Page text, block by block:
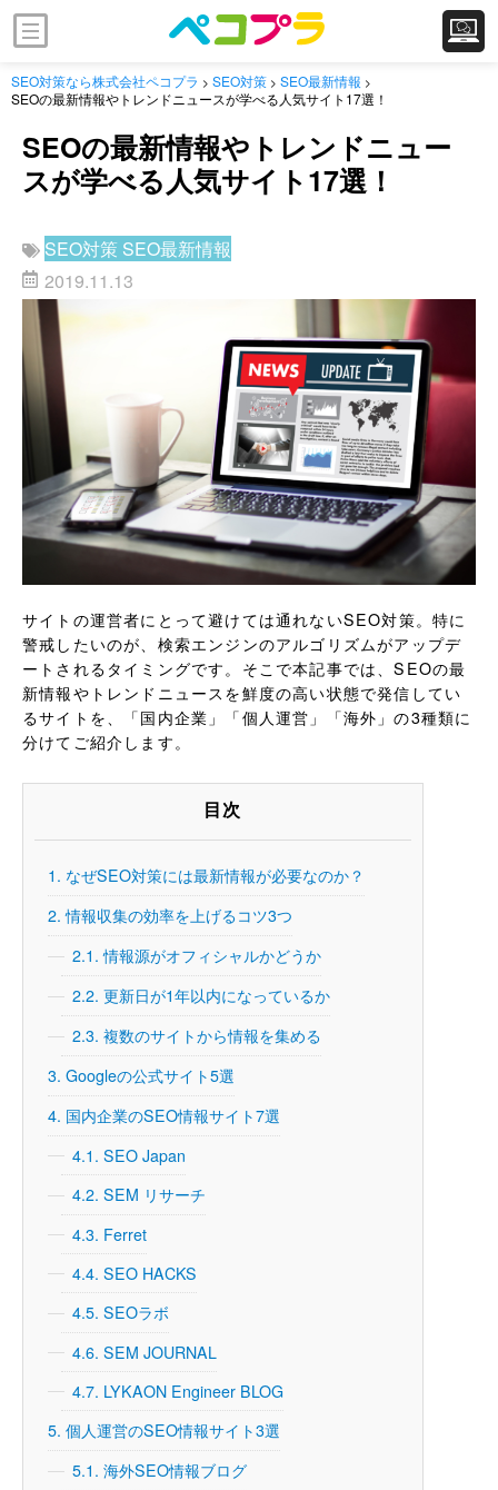
SEO対策なら株式会社ペコプラ > SEO対策 > SEO最新情報 >
SEOの最新情報やトレンドニュースが学べる人気サイト17選！
SEOの最新情報やトレンドニュー
スが学べる人気サイト17選！
SEO対策 SEO最新情報
2019.11.13
サイトの運営者にとって避けては通れないSEO対策。特に
警戒したいのが、検索エンジンのアルゴリズムがアップデ
ートされるタイミングです。そこで本記事では、SEOの最
新情報やトレンドニュースを鮮度の高い状態で発信してい
るサイトを、「国内企業」「個人運営」「海外」の3種類に
分けてご紹介します。
目次
1. なぜSEO対策には最新情報が必要なのか？
2. 情報収集の効率を上げるコツ3つ
2.1. 情報源がオフィシャルかどうか
2.2. 更新日が1年以内になっているか
2.3. 複数のサイトから情報を集める
3. Googleの公式サイト5選
4. 国内企業のSEO情報サイト7選
4.1. SEO Japan
4.2. SEM リサーチ
4.3. Ferret
4.4. SEO HACKS
4.5. SEOラボ
4.6. SEM JOURNAL
4.7. LYKAON Engineer BLOG
5. 個人運営のSEO情報サイト3選
5.1. 海外SEO情報ブログ